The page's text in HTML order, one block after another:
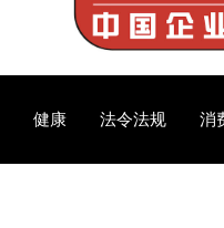
健康 法令法规 消